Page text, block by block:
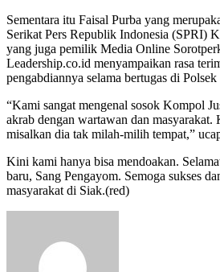
Sementara itu Faisal Purba yang
Serikat Pers Republik Indonesia (SPRI)
yang juga pemilik Media Online
Leadership.co.id menyampaikan rasa
pengabdiannya selama bertugas di
“Kami sangat mengenal sosok Kompol
akrab dengan wartawan dan masyarakat.
misalkan dia tak milah-milih tempat,”
Kini kami hanya bisa mendoakan.
baru, Sang Pengayom. Semoga sukses
masyarakat di Siak.(red)